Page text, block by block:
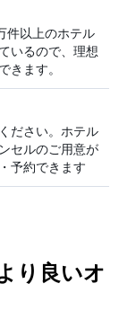
件以上のホテル
いるので、理想
きます。
ださい。ホテル
セルのご用意が
予約できます
り良いオ